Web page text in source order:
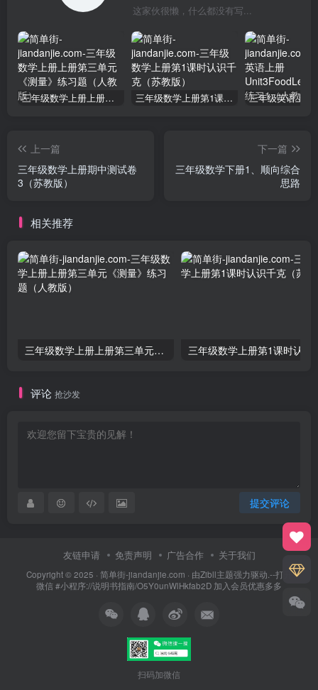
这家伙很懒，什么都没有写...
三年级数学上册上册第三单元《测量》练习题（人教版） 三年级数学上册第1课时认识千克（苏教版）
上一篇
三年级数学上册期中测试卷
3（苏教版）
下一篇
三年级数学下册1、顺向综合
思路
相关推荐
三年级数学上册上册第三单元《测量》练习题（人教版）
评论 抢沙发
提交评论
友链申请 免责声明 广告合作 关于我们
Copyright © 2025 · 简单街-jiandanjie.com · 由Zibll主题强力驱动.--打开
微信 #小程序://说明书指南/O5Y0unWlHkfab2D 加入会员优惠多多
扫码加微信